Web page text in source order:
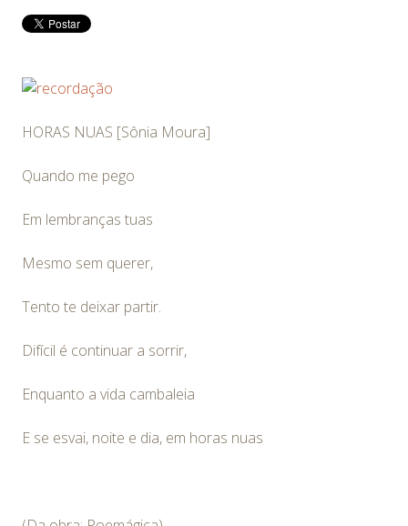
HORAS NUAS [Sônia Moura]
Quando me pego
Em lembranças tuas
Mesmo sem querer,
Tento te deixar partir.
Difícil é continuar a sorrir,
Enquanto a vida cambaleia
E se esvai, noite e dia, em horas nuas